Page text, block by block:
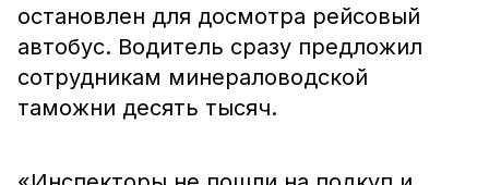
остановлен для досмотра рейсовый
автобус. Водитель сразу предложил
сотрудникам минераловодской
таможни десять тысяч.